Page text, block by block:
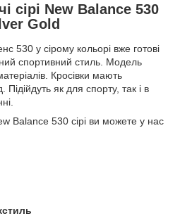
сірі New Balance 530
Gold
530 у сірому кольорі вже готові
спортивний стиль. Модель
Кросівки мають
як для спорту, так і в
Balance 530 сірі ви можете у нас